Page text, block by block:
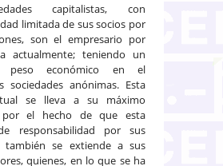
capitalistas, con
limitada de sus socios por
son el empresario por
actualmente; teniendo un
peso económico en el
sociedades anónimas. Esta
se lleva a su máximo
por el hecho de que esta
responsabilidad por sus
también se extiende a sus
quienes, en lo que se ha